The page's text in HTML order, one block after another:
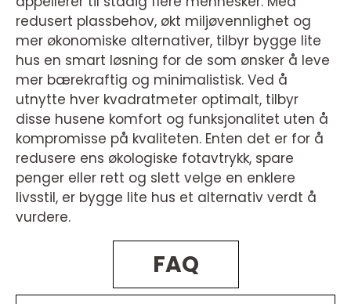
redusert plassbehov, økt miljøvennlighet og
mer økonomiske alternativer, tilbyr bygge lite
hus en smart løsning for de som ønsker å leve
mer bærekraftig og minimalistisk. Ved å
utnytte hver kvadratmeter optimalt, tilbyr
disse husene komfort og funksjonalitet uten å
kompromisse på kvaliteten. Enten det er for å
redusere ens økologiske fotavtrykk, spare
penger eller rett og slett velge en enklere
livsstil, er bygge lite hus et alternativ verdt å
vurdere.
FAQ